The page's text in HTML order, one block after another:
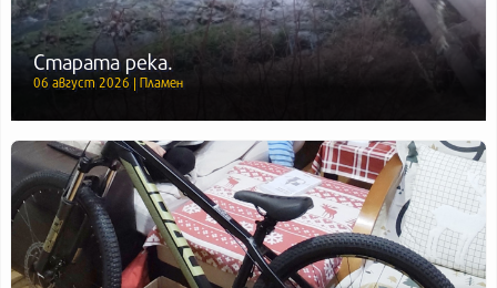
Старата река.
06 август 2026 | Пламен